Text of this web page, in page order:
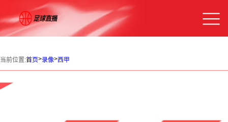
当前位置:首页>录像>西甲